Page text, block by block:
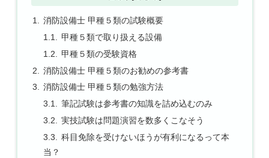
消防設備士 甲種５類の試験概要
甲種５類で取り扱える設備
甲種５類の受験資格
消防設備士 甲種５類のお勧めの参考書
消防設備士 甲種５類の勉強方法
筆記試験は参考書の知識を詰め込むのみ
実技試験は問題演習を数多くこなそう
科目免除を受けないほうが有利になるって本
当？